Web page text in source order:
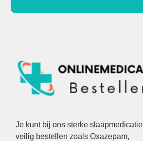
Je kunt bij ons sterke slaapmedicatie
veilig bestellen zoals Oxazepam,